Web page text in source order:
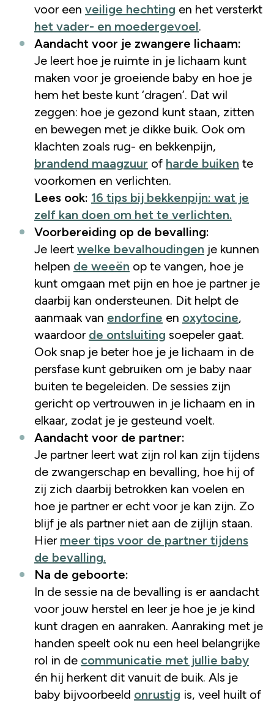
voor een veilige hechting en het versterkt
het vader- en moedergevoel.
Aandacht voor je zwangere lichaam:
Je leert hoe je ruimte in je lichaam kunt
maken voor je groeiende baby en hoe je
hem het beste kunt ‘dragen’. Dat wil
zeggen: hoe je gezond kunt staan, zitten
en bewegen met je dikke buik. Ook om
klachten zoals rug- en bekkenpijn,
brandend maagzuur of harde buiken te
voorkomen en verlichten.
Lees ook: 16 tips bij bekkenpijn: wat je
zelf kan doen om het te verlichten.
Voorbereiding op de bevalling:
Je leert welke bevalhoudingen je kunnen
helpen de weeën op te vangen, hoe je
kunt omgaan met pijn en hoe je partner je
daarbij kan ondersteunen. Dit helpt de
aanmaak van endorfine en oxytocine,
waardoor de ontsluiting soepeler gaat.
Ook snap je beter hoe je je lichaam in de
persfase kunt gebruiken om je baby naar
buiten te begeleiden. De sessies zijn
gericht op vertrouwen in je lichaam en in
elkaar, zodat je je gesteund voelt.
Aandacht voor de partner:
Je partner leert wat zijn rol kan zijn tijdens
de zwangerschap en bevalling, hoe hij of
zij zich daarbij betrokken kan voelen en
hoe je partner er echt voor je kan zijn. Zo
blijf je als partner niet aan de zijlijn staan.
Hier meer tips voor de partner tijdens
de bevalling.
Na de geboorte:
In de sessie na de bevalling is er aandacht
voor jouw herstel en leer je hoe je je kind
kunt dragen en aanraken. Aanraking met je
handen speelt ook nu een heel belangrijke
rol in de communicatie met jullie baby
én hij herkent dit vanuit de buik. Als je
baby bijvoorbeeld onrustig is, veel huilt of